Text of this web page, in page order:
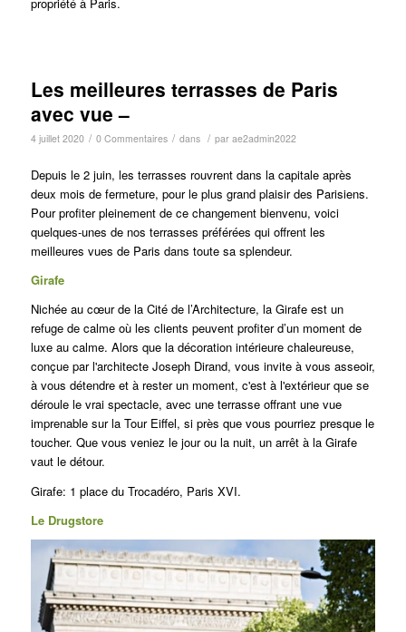
Les meilleures terrasses de Paris
avec vue –
4 juillet 2020 / 0 Commentaires / dans / par ae2admin2022
Depuis le 2 juin, les terrasses rouvrent dans la capitale après
deux mois de fermeture, pour le plus grand plaisir des Parisiens.
Pour profiter pleinement de ce changement bienvenu, voici
quelques-unes de nos terrasses préférées qui offrent les
meilleures vues de Paris dans toute sa splendeur.
Girafe
Nichée au cœur de la Cité de l’Architecture, la Girafe est un
refuge de calme où les clients peuvent profiter d’un moment de
luxe au calme. Alors que la décoration intérieure chaleureuse,
conçue par l'architecte Joseph Dirand, vous invite à vous asseoir,
à vous détendre et à rester un moment, c'est à l'extérieur que se
déroule le vrai spectacle, avec une terrasse offrant une vue
imprenable sur la Tour Eiffel, si près que vous pourriez presque le
toucher. Que vous veniez le jour ou la nuit, un arrêt à la Girafe
vaut le détour.
Girafe: 1 place du Trocadéro, Paris XVI.
Le Drugstore